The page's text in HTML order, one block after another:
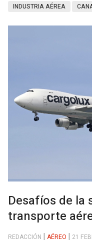
INDUSTRIA AÉREA
Desafíos de la
transporte
REDACCIÓN AÉREO 21